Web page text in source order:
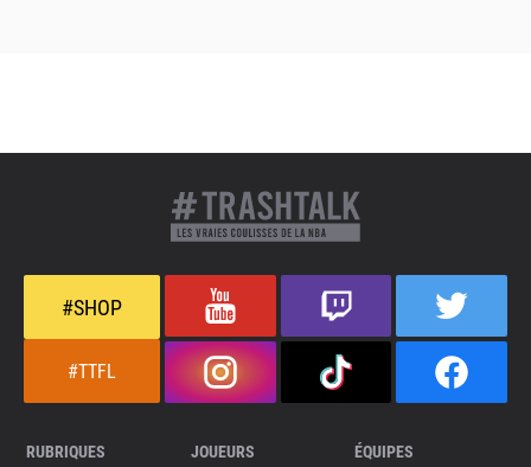
#SHOP
#TTFL
RUBRIQUES
JOUEURS ÉQUIPES